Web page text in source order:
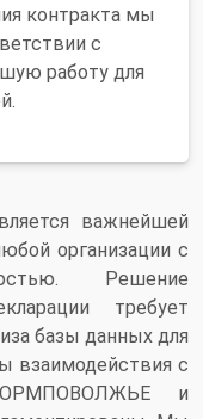
контракта мы
с
работу для
важнейшей
организации с
Решение
требует
базы данных для
взаимодействия с
и